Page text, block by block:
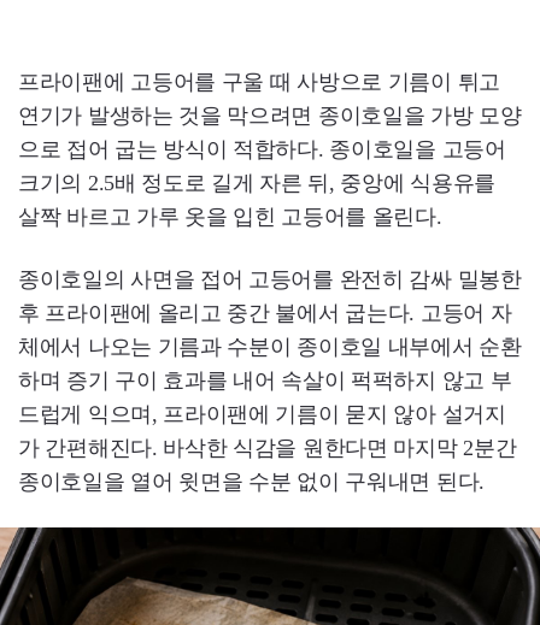
프라이팬에 고등어를 구울 때 사방으로 기름이 튀고
연기가 발생하는 것을 막으려면 종이호일을 가방 모양
으로 접어 굽는 방식이 적합하다. 종이호일을 고등어
크기의 2.5배 정도로 길게 자른 뒤, 중앙에 식용유를
살짝 바르고 가루 옷을 입힌 고등어를 올린다.
종이호일의 사면을 접어 고등어를 완전히 감싸 밀봉한
후 프라이팬에 올리고 중간 불에서 굽는다. 고등어 자
체에서 나오는 기름과 수분이 종이호일 내부에서 순환
하며 증기 구이 효과를 내어 속살이 퍽퍽하지 않고 부
드럽게 익으며, 프라이팬에 기름이 묻지 않아 설거지
가 간편해진다. 바삭한 식감을 원한다면 마지막 2분간
종이호일을 열어 윗면을 수분 없이 구워내면 된다.